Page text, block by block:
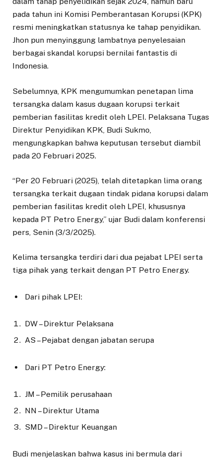
pada tahun ini Komisi Pemberantasan Korupsi (KPK)
resmi meningkatkan statusnya ke tahap penyidikan.
Jhon pun menyinggung lambatnya penyelesaian
berbagai skandal korupsi bernilai fantastis di
Indonesia.
Sebelumnya, KPK mengumumkan penetapan lima
tersangka dalam kasus dugaan korupsi terkait
pemberian fasilitas kredit oleh LPEI. Pelaksana Tugas
Direktur Penyidikan KPK, Budi Sukmo,
mengungkapkan bahwa keputusan tersebut diambil
pada 20 Februari 2025.
“Per 20 Februari (2025), telah ditetapkan lima orang
tersangka terkait dugaan tindak pidana korupsi dalam
pemberian fasilitas kredit oleh LPEI, khususnya
kepada PT Petro Energy,” ujar Budi dalam konferensi
pers, Senin (3/3/2025).
Kelima tersangka terdiri dari dua pejabat LPEI serta
tiga pihak yang terkait dengan PT Petro Energy.
Dari pihak LPEI:
DW – Direktur Pelaksana
AS – Pejabat dengan jabatan serupa
Dari PT Petro Energy:
JM – Pemilik perusahaan
NN – Direktur Utama
SMD – Direktur Keuangan
Budi menjelaskan bahwa kasus ini bermula dari